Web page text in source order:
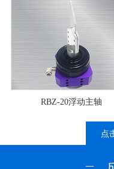
RBZ-20浮动主轴
点